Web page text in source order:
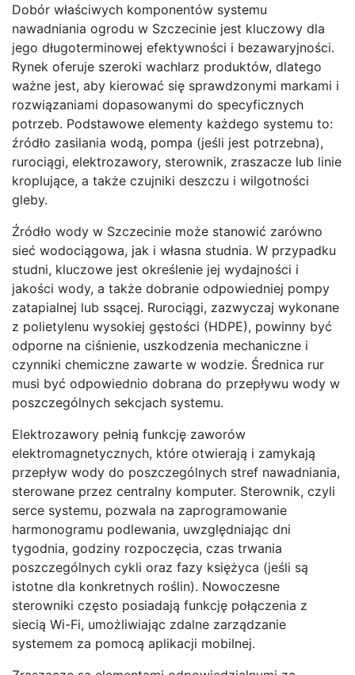
Dobór właściwych komponentów systemu
nawadniania ogrodu w Szczecinie jest kluczowy dla
jego długoterminowej efektywności i bezawaryjności.
Rynek oferuje szeroki wachlarz produktów, dlatego
ważne jest, aby kierować się sprawdzonymi markami i
rozwiązaniami dopasowanymi do specyficznych
potrzeb. Podstawowe elementy każdego systemu to:
źródło zasilania wodą, pompa (jeśli jest potrzebna),
rurociągi, elektrozawory, sterownik, zraszacze lub linie
kroplujące, a także czujniki deszczu i wilgotności
gleby.
Źródło wody w Szczecinie może stanowić zarówno
sieć wodociągowa, jak i własna studnia. W przypadku
studni, kluczowe jest określenie jej wydajności i
jakości wody, a także dobranie odpowiedniej pompy
zatapialnej lub ssącej. Rurociągi, zazwyczaj wykonane
z polietylenu wysokiej gęstości (HDPE), powinny być
odporne na ciśnienie, uszkodzenia mechaniczne i
czynniki chemiczne zawarte w wodzie. Średnica rur
musi być odpowiednio dobrana do przepływu wody w
poszczególnych sekcjach systemu.
Elektrozawory pełnią funkcję zaworów
elektromagnetycznych, które otwierają i zamykają
przepływ wody do poszczególnych stref nawadniania,
sterowane przez centralny komputer. Sterownik, czyli
serce systemu, pozwala na zaprogramowanie
harmonogramu podlewania, uwzględniając dni
tygodnia, godziny rozpoczęcia, czas trwania
poszczególnych cykli oraz fazy księżyca (jeśli są
istotne dla konkretnych roślin). Nowoczesne
sterowniki często posiadają funkcję połączenia z
siecią Wi-Fi, umożliwiając zdalne zarządzanie
systemem za pomocą aplikacji mobilnej.